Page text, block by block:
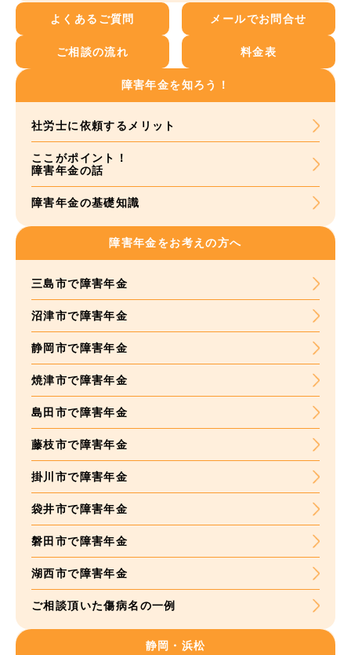
よくあるご質問 メールでお問合せ
ご相談の流れ 料金表
障害年金を知ろう！
社労士に依頼するメリット
ここがポイント！
障害年金の話
障害年金の基礎知識
障害年金をお考えの方へ
三島市で障害年金
沼津市で障害年金
静岡市で障害年金
焼津市で障害年金
島田市で障害年金
藤枝市で障害年金
掛川市で障害年金
袋井市で障害年金
磐田市で障害年金
湖西市で障害年金
ご相談頂いた傷病名の一例
静岡・浜松